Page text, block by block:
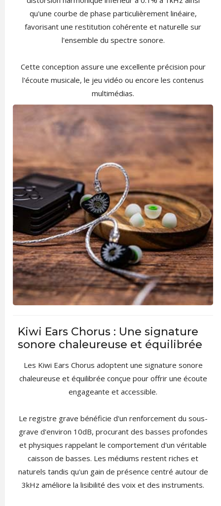
qu'une courbe de phase particulièrement linéaire,
favorisant une restitution cohérente et naturelle sur
l'ensemble du spectre sonore.
Cette conception assure une excellente précision pour
l'écoute musicale, le jeu vidéo ou encore les contenus
multimédias.
Kiwi Ears Chorus : Une signature
sonore chaleureuse et équilibrée
Les Kiwi Ears Chorus adoptent une signature sonore
chaleureuse et équilibrée conçue pour offrir une écoute
engageante et accessible.
Le registre grave bénéficie d'un renforcement du sous-
grave d'environ 10dB, procurant des basses profondes
et physiques rappelant le comportement d'un véritable
caisson de basses. Les médiums restent riches et
naturels tandis qu'un gain de présence centré autour de
3kHz améliore la lisibilité des voix et des instruments.